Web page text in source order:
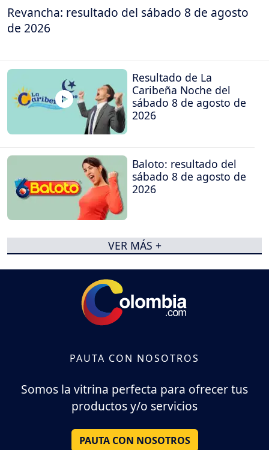
Revancha: resultado del sábado 8 de agosto
de 2026
Resultado de La
Caribeña Noche del
sábado 8 de agosto de
2026
Baloto: resultado del
sábado 8 de agosto de
2026
VER MÁS +
PAUTA CON NOSOTROS
Somos la vitrina perfecta para ofrecer tus
productos y/o servicios
PAUTA CON NOSOTROS